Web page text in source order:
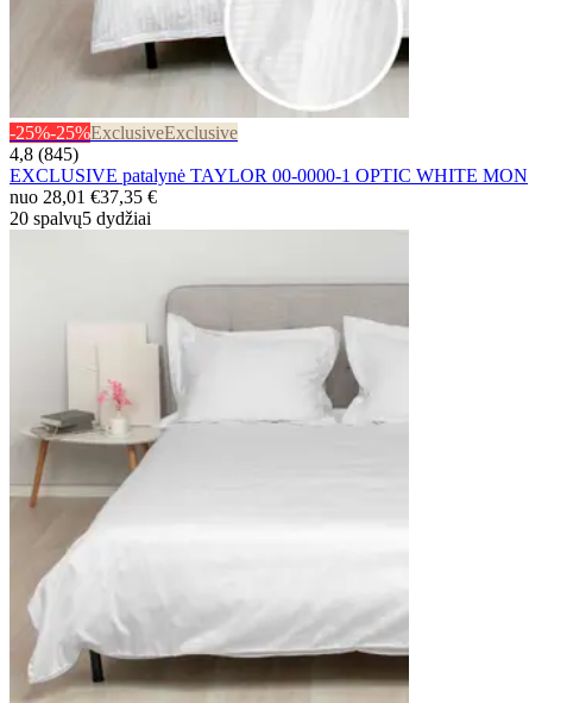
-25%-25%ExclusiveExclusive
4,8 (845)
EXCLUSIVE patalynė TAYLOR 00-0000-1 OPTIC WHITE MON
nuo 28,01 €37,35 €
20 spalvų5 dydžiai